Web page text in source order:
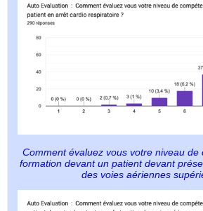
Comment évaluez vous votre niveau de
formation devant un patient devant
des voies aériennes